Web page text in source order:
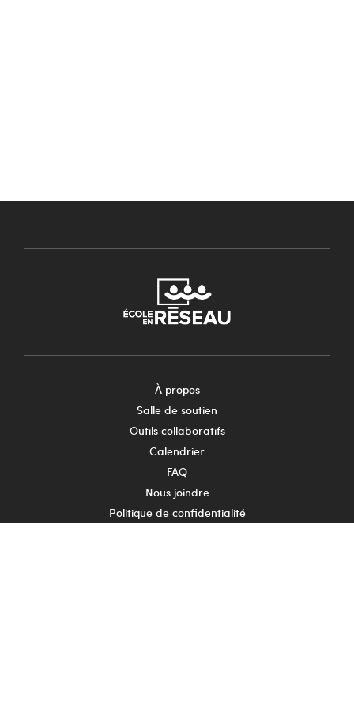
À propos
Salle de soutien
Outils collaboratifs
Calendrier
FAQ
Nous joindre
Politique de confidentialité